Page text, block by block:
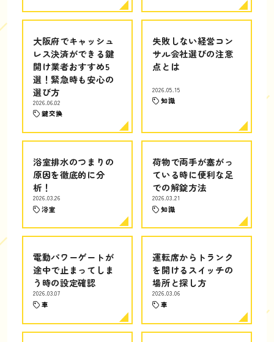
大阪府でキャッシュ
レス決済ができる鍵
開け業者おすすめ5
選！緊急時も安心の
選び方
2026.06.02
鍵交換
失敗しない経営コン
サル会社選びの注意
点とは
2026.05.15
知識
浴室排水のつまりの
原因を徹底的に分
析！
2026.03.26
浴室
荷物で両手が塞がっ
ている時に便利な足
での解錠方法
2026.03.21
知識
電動パワーゲートが
途中で止まってしま
う時の設定確認
2026.03.07
車
運転席からトランク
を開けるスイッチの
場所と探し方
2026.03.06
車